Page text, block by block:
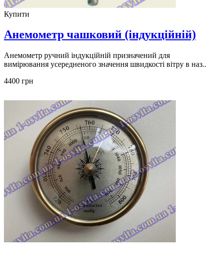
Купити
Анемометр чашковий (індукційній)
Анемометр ручний індукційній призначений для
вимірювання усередненого значення швидкості вітру в наз..
4400 грн